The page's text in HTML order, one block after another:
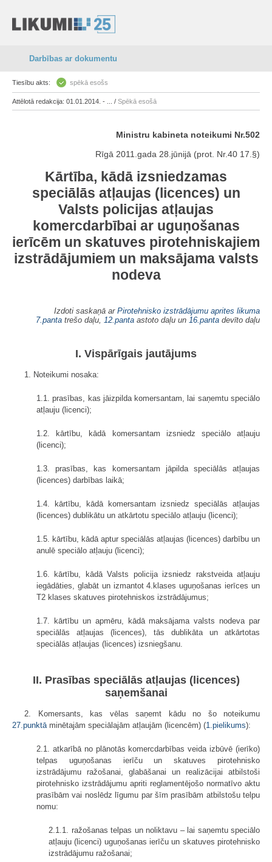
Darbības ar dokumentu
Tiesību akts: spēkā esošs
Attēlotā redakcija: 01.01.2014. - ... / Spēkā esošā
Ministru kabineta noteikumi Nr.502
Rīgā 2011.gada 28.jūnijā (prot. Nr.40 17.§)
Kārtība, kādā izsniedzamas
speciālās atļaujas (licences) un
Valsts policijas atļaujas
komercdarbībai ar uguņošanas
ierīcēm un skatuves pirotehniskajiem
izstrādājumiem un maksājama valsts
nodeva
Izdoti saskaņā ar Pirotehnisko izstrādājumu aprites likuma
7.panta trešo daļu, 12.panta astoto daļu un 16.panta devīto daļu
I. Vispārīgais jautājums
1. Noteikumi nosaka:
1.1. prasības, kas jāizpilda komersantam, lai saņemtu speciālo
atļauju (licenci);
1.2. kārtību, kādā komersantam izsniedz speciālo atļauju
(licenci);
1.3. prasības, kas komersantam jāpilda speciālās atļaujas
(licences) darbības laikā;
1.4. kārtību, kādā komersantam izsniedz speciālās atļaujas
(licences) dublikātu un atkārtotu speciālo atļauju (licenci);
1.5. kārtību, kādā aptur speciālās atļaujas (licences) darbību un
anulē speciālo atļauju (licenci);
1.6. kārtību, kādā Valsts policija izsniedz rakstveida atļauju
iegādāties, glabāt un izmantot 4.klases uguņošanas ierīces un
T2 klases skatuves pirotehniskos izstrādājumus;
1.7. kārtību un apmēru, kādā maksājama valsts nodeva par
speciālās atļaujas (licences), tās dublikāta un atkārtotas
speciālās atļaujas (licences) izsniegšanu.
II. Prasības speciālās atļaujas (licences)
saņemšanai
2. Komersants, kas vēlas saņemt kādu no šo noteikumu
27.punktāminētajām speciālajām atļaujām (licencēm) (1.pielikums):
2.1. atkarībā no plānotās komercdarbības veida izbūvē (ierīko)
telpas uguņošanas ierīču un skatuves pirotehnisko
izstrādājumu ražošanai, glabāšanai un realizācijai atbilstoši
pirotehnisko izstrādājumu apriti reglamentējošo normatīvo aktu
prasībām vai noslēdz līgumu par šīm prasībām atbilstošu telpu
nomu:
2.1.1. ražošanas telpas un noliktavu – lai saņemtu speciālo
atļauju (licenci) uguņošanas ierīču un skatuves pirotehnisko
izstrādājumu ražošanai;